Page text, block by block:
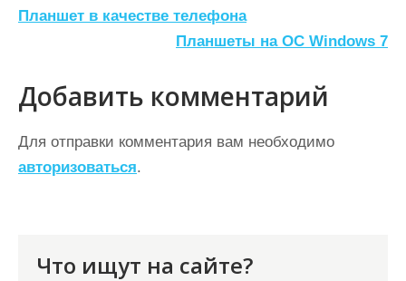
Н
в
и
г
а
Планшет в качестве телефона
Планшеты на ОС Windows 7
Добавить комментарий
Для отправки комментария вам необходимо
авторизоваться.
Что ищут на сайте?